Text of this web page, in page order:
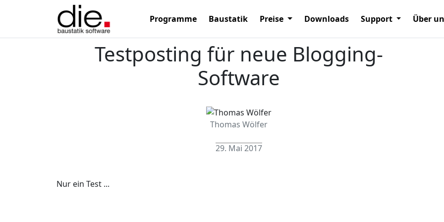
Programme Baustatik Preise Downloads Support Über
Testposting für neue Blogging-
Software
Thomas Wölfer
29. Mai 2017
Nur ein Test ...